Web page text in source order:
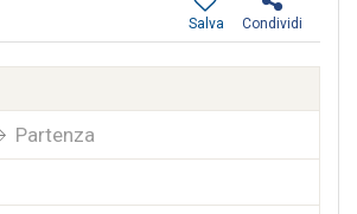
Condividi
Salva
Partenza